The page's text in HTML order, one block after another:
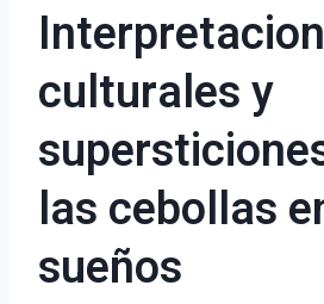
culturales y
las cebollas
sueños